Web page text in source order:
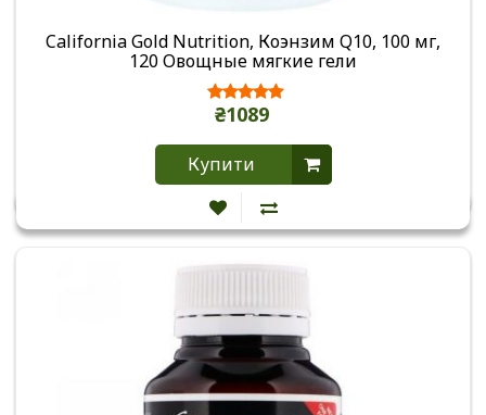
California Gold Nutrition, Коэнзим Q10, 100 мг,
120 Овощные мягкие гели
₴1089
Купити